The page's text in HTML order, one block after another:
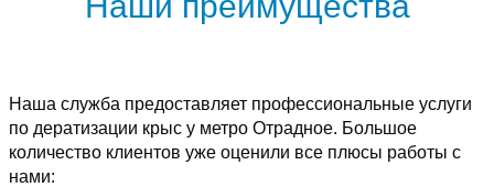
Наша служба предоставляет профессиональные услуги
по дератизации крыс у метро Отрадное. Большое
количество клиентов уже оценили все плюсы работы с
нами: